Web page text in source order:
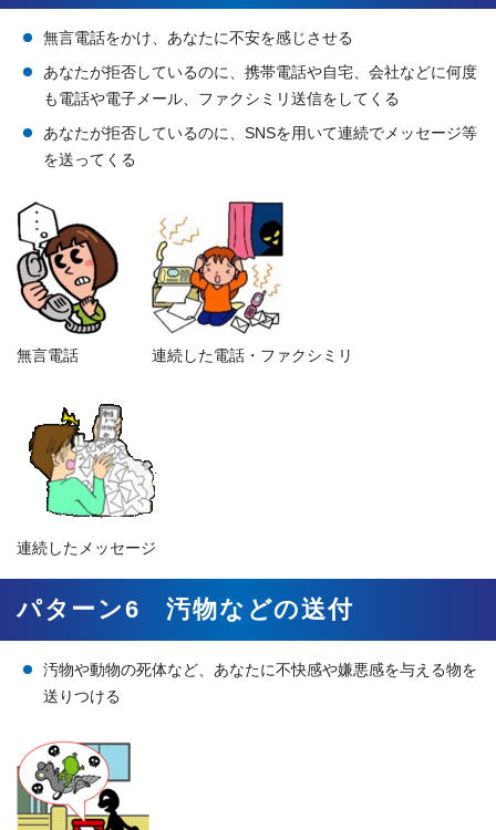
無言電話をかけ、あなたに不安を感じさせる
あなたが拒否しているのに、携帯電話や自宅、会社などに何度
も電話や電子メール、ファクシミリ送信をしてくる
あなたが拒否しているのに、SNSを用いて連続でメッセージ等
を送ってくる
無言電話 連続した電話・ファクシミリ
連続したメッセージ
パターン6 汚物などの送付
汚物や動物の死体など、あなたに不快感や嫌悪感を与える物を
送りつける